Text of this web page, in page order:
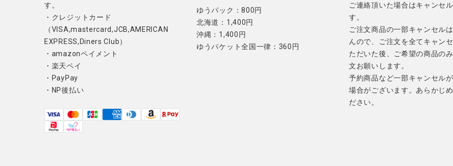
す。
・クレジットカード
（VISA,mastercard,JCB,AMERICAN
EXPRESS,Diners Club）
・amazonペイメント
・楽天ペイ
・PayPay
・NP後払い
ゆうパック：800円
北海道：1,400円
沖縄：1,400円
ゆうパケット全国一律：360円
ご連絡頂いた場合はキャンセ
す。
ご注文商品の一部キャンセル
んので、ご注文を全てキャン
ただいた後、ご希望の商品の
文お願いします。
予約商品など一部キャンセル
場合がございます。あらかじ
ださい。